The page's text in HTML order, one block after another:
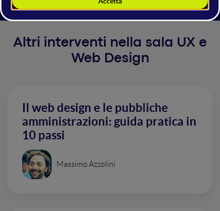
Altri interventi nella sala UX e
Web Design
Il web design e le pubbliche
amministrazioni: guida pratica in
10 passi
Massimo Azzolini